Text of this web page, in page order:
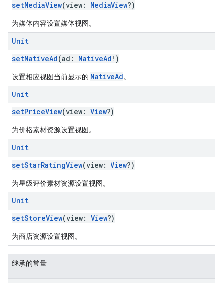
setMediaView(view: MediaView?)
为媒体内容设置媒体视图。
Unit
setNativeAd(ad: NativeAd !)
设置相应视图当前显示的 NativeAd。
Unit
setPriceView(view: View?)
为价格素材资源设置视图。
Unit
setStarRatingView(view: View?)
为星级评价素材资源设置视图。
Unit
setStoreView(view: View?)
为商店资源设置视图。
继承的常量